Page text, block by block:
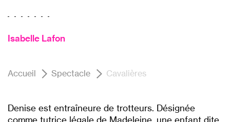
Isabelle Lafon
Accueil Spectacle Cavalières
Denise est entraîneure de trotteurs. Désignée